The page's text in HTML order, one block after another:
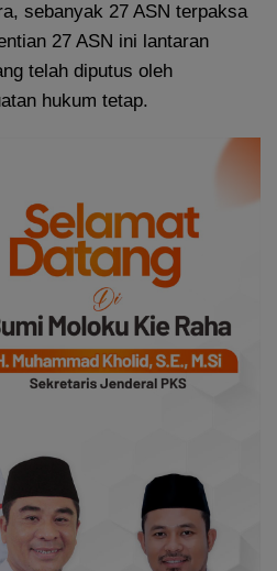
sebanyak 27 ASN terpaksa
27 ASN ini lantaran
telah diputus oleh
hukum tetap.